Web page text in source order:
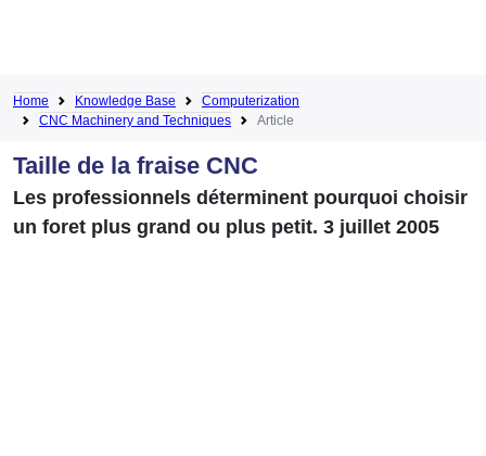
Home Knowledge Base
Computerization
CNC Machinery and Techniques
Article
Taille de la fraise CNC
Les professionnels déterminent pourquoi choisir
un foret plus grand ou plus petit. 3 juillet 2005